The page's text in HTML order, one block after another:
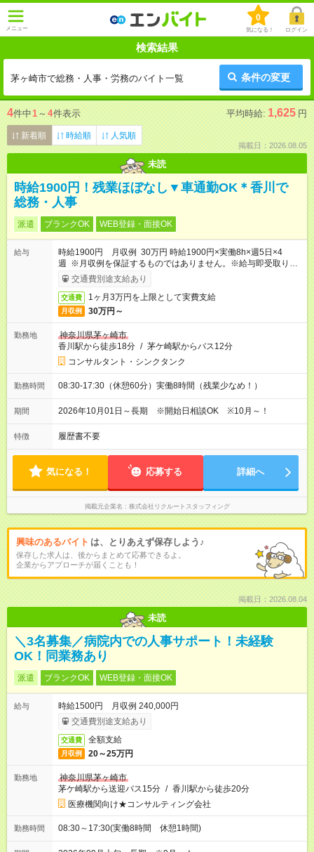
メニュー
0
気になる！ ログイン
検索結果
茅ヶ崎市で総務・人事・労務のバイト一覧 条件の変更
4件中1 ～ 4件表示 平均時給: 1,625 円
新着順 時給順 人気順
掲載日：2026.08.05
未読
時給1900円！残業ほぼなし▼車通勤OK＊香川で
総務・人事
派遣 ブランクOK WEB登録・面接OK
給与
時給1900円 月収例 30万円 時給1900円×実働8h×週5日×4
週 ※月収例を保証するものではありません。※給与即受取りサ
ービス利用可（利用条件有）
交通費別途支給あり
交通費 1ヶ月3万円を上限として実費支給
月収例 30万円～
勤務地
神奈川県茅ヶ崎市
香川駅から徒歩18分 / 茅ケ崎駅からバス12分
コンサルタント・シンクタンク
勤務時間 08:30-17:30（休憩60分）実働8時間（残業少なめ！）
期間 2026年10月01日～長期 ※開始日相談OK ※10月～！
特徴 履歴書不要
気になる！ 応募する 詳細へ
掲載元企業名 株式会社リクルートスタッフィング
興味のあるバイト は、とりあえず保存しよう♪
保存した求人は、後からまとめて応募できるよ。
企業からアプローチが届くことも！
掲載日：2026.08.04
未読
＼3名募集／病院内での人事サポート！未経験
OK！同業務あり
派遣 ブランクOK WEB登録・面接OK
給与
時給1500円 月収例 240,000円
交通費別途支給あり
交通費 全額支給
月収例 20～25万円
勤務地
神奈川県茅ヶ崎市
茅ケ崎駅から送迎バス15分 / 香川駅から徒歩20分
医療機関向け★コンサルティング会社
勤務時間 08:30～17:30(実働8時間 休憩1時間)